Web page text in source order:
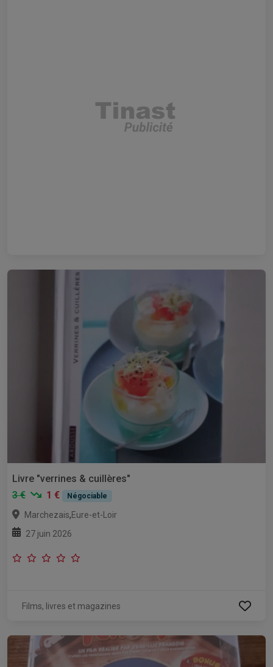
Livre "verrines & cuillères"
3 €
1 € Négociable
Marchezais,Eure-et-Loir
27 juin 2026
Films, livres et magazines